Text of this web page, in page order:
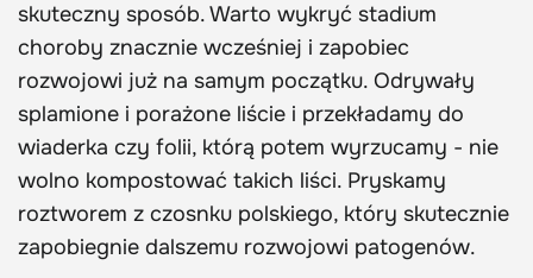
skuteczny sposób. Warto wykryć stadium
choroby znacznie wcześniej i zapobiec
rozwojowi już na samym początku. Odrywały
splamione i porażone liście i przekładamy do
wiaderka czy folii, którą potem wyrzucamy - nie
wolno kompostować takich liści. Pryskamy
roztworem z czosnku polskiego, który skutecznie
zapobiegnie dalszemu rozwojowi patogenów.